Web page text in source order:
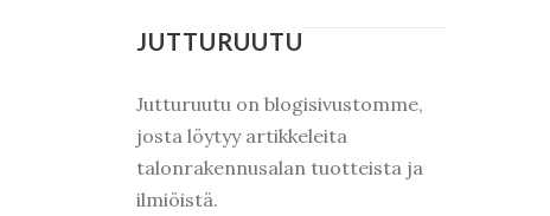
JUTTURUUTU
Jutturuutu on blogisivustomme,
josta löytyy artikkeleita
talonrakennusalan tuotteista ja
ilmiöistä.